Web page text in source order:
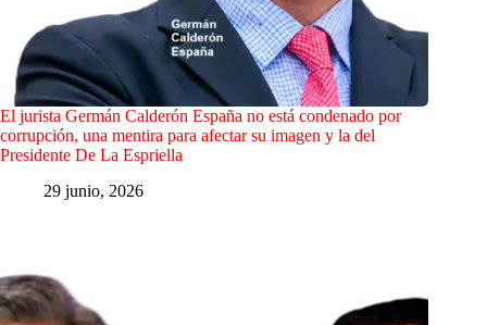
El jurista Germán Calderón España no está condenado por
corrupción, una mentira para afectar su imagen y la del
Presidente De La Espriella
29 junio, 2026